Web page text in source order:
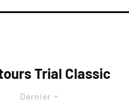
Trial Classic
Dernier